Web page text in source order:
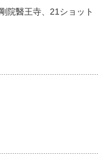
院醫王寺、21ショット